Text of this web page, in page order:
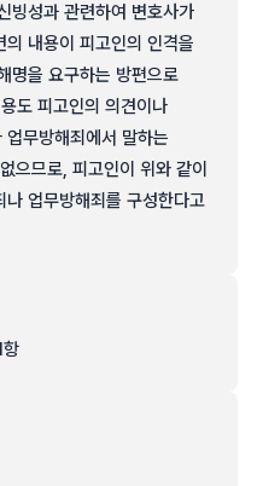
빙성과 관련하여 변호사가
내용이 피고인의 인격을
명을 요구하는 방편으로
도 피고인의 의견이나
무방해죄에서 말하는
으므로, 피고인이 위와 같이
업무방해죄를 구성한다고